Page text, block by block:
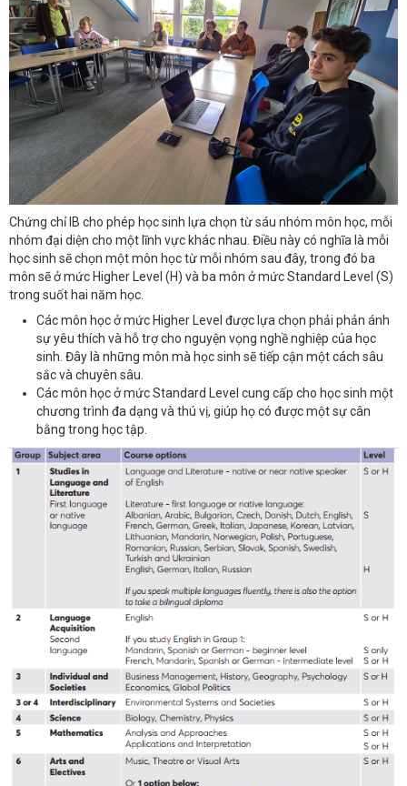
Chứng chỉ IB cho phép học sinh lựa chọn từ sáu nhóm môn học, mỗi
nhóm đại diện cho một lĩnh vực khác nhau. Điều này có nghĩa là mỗi
học sinh sẽ chọn một môn học từ mỗi nhóm sau đây, trong đó ba
môn sẽ ở mức Higher Level (H) và ba môn ở mức Standard Level (S)
trong suốt hai năm học.
Các môn học ở mức Higher Level được lựa chọn phải phản ánh
sự yêu thích và hỗ trợ cho nguyện vọng nghề nghiệp của học
sinh. Đây là những môn mà học sinh sẽ tiếp cận một cách sâu
sắc và chuyên sâu.
Các môn học ở mức Standard Level cung cấp cho học sinh một
chương trình đa dạng và thú vị, giúp họ có được một sự cân
bằng trong học tập.